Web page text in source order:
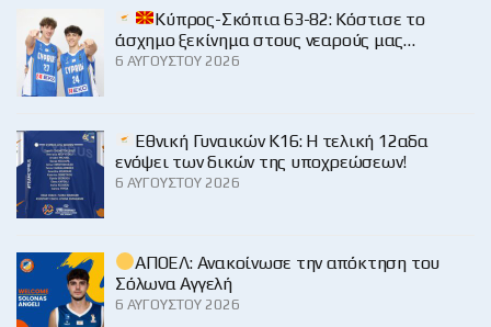
Κύπρος-Σκόπια 63-82: Κόστισε το
άσχημο ξεκίνημα στους νεαρούς μας…
6 ΑΥΓΟΎΣΤΟΥ 2026
Εθνική Γυναικών Κ16: Η τελική 12αδα
ενόψει των δικών της υποχρεώσεων!
6 ΑΥΓΟΎΣΤΟΥ 2026
ΑΠΟΕΛ: Ανακοίνωσε την απόκτηση του
Σόλωνα Αγγελή
6 ΑΥΓΟΎΣΤΟΥ 2026